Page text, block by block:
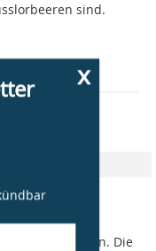
sind.
x
Leser, Verena
Die